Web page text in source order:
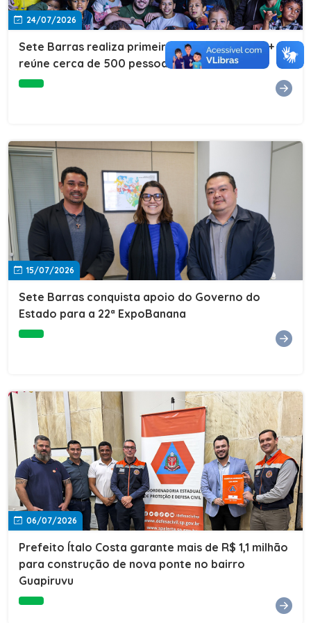
24/07/2026
Sete Barras realiza primeira edição do Cuidar+ e
reúne cerca de 500 pessoas na Vila São João
15/07/2026
Sete Barras conquista apoio do Governo do
Estado para a 22ª ExpoBanana
06/07/2026
Prefeito Ítalo Costa garante mais de R$ 1,1 milhão
para construção de nova ponte no bairro
Guapiruvu